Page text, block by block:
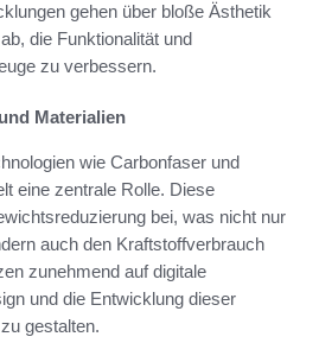
gehen über bloße Ästhetik
die Funktionalität und
zu verbessern.
Materialien
wie Carbonfaser und
eine zentrale Rolle. Diese
bei, was nicht nur
auch den Kraftstoffverbrauch
zunehmend auf digitale
und die Entwicklung dieser
gestalten.